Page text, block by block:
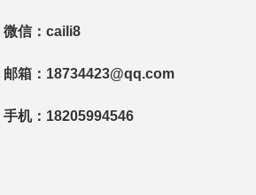
微信：caili8
邮箱：18734423@qq.com
手机：18205994546